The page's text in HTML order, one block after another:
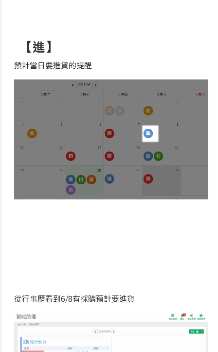
【進】
預計當日要進貨的提醒
從行事歷看到6/8有採購預計要進貨